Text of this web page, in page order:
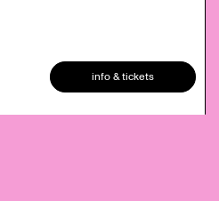
info & tickets